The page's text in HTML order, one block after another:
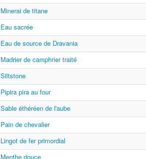
Minerai de titane
Eau sacrée
Eau de source de Dravania
Madrier de camphrier traité
Siltstone
Pipira pira au four
Sable éthéréen de l'aube
Pain de chevalier
Lingot de fer primordial
Menthe douce